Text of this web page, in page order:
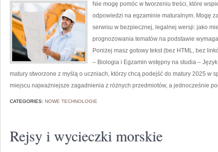
Nie mogę pomóc w tworzeniu treści, które
odpowiedzi na egzaminie maturalnym. Mogę
serwisu w bezpiecznej, legalnej wersji: jako
prognozowania tematów na podstawie
Poniżej masz gotowy tekst (bez HTML, bez
– Biologia i Egzamin wstępny na studia –
matury stworzone z myślą o uczniach, którzy chcą podejść do matury 2025 w
miejscu najważniejsze zagadnienia z różnych przedmiotów, a jednocześnie
CATEGORIES: NOWE TECHNOLOGIE
Rejsy i wycieczki morskie